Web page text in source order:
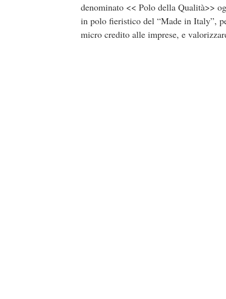
denominato << Polo della Qualità>>
in polo fieristico del “Made in Italy”,
micro credito alle imprese, e